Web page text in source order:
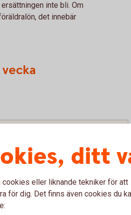
inte bli. Om
det innebär
ditt
cookies eller liknande tekniker för att
för dig. Det finns även cookies du